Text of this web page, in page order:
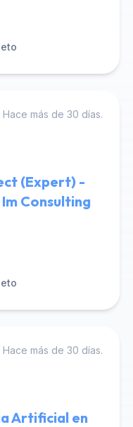
Hace más de 30 días.
(Expert) -
Consulting
Hace más de 30 días.
Artificial en